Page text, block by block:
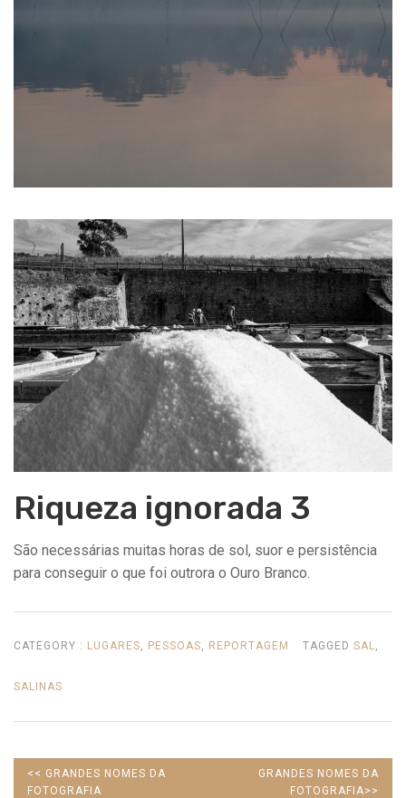
Riqueza ignorada 3
São necessárias muitas horas de sol, suor e persistência
para conseguir o que foi outrora o Ouro Branco.
CATEGORY : LUGARES PESSOAS REPORTAGEM TAGGED SAL
SALINAS
<< PREVIOUS
POST:
GRANDES NOMES DA
FOTOGRAFIA
NEXT
POST:
GRANDES NOMES DA
FOTOGRAFIA>>